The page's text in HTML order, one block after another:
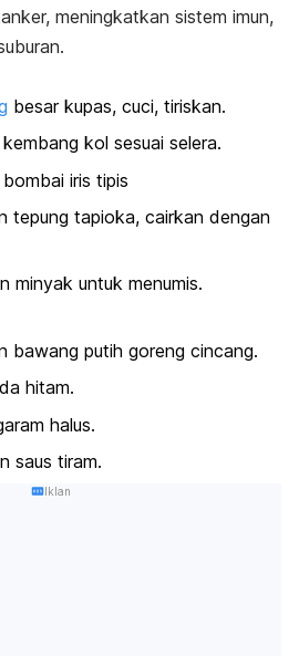
meningkatkan sistem imun,
besar kupas, cuci, tiriskan.
kol sesuai selera.
iris tipis
tepung tapioka, cairkan dengan
minyak untuk menumis.
bawang putih goreng cincang.
hitam.
halus.
saus tiram.
Iklan